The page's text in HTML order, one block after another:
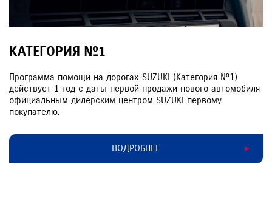
КАТЕГОРИЯ №1
Программа помощи на дорогах SUZUKI (Категория №1)
действует 1 год с даты первой продажи нового автомобиля
официальным дилерским центром SUZUKI первому
покупателю.
ПОДРОБНЕЕ